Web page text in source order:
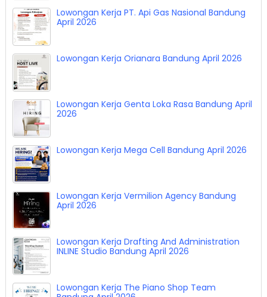
Lowongan Kerja PT. Api Gas Nasional Bandung
April 2026
Lowongan Kerja Orianara Bandung April 2026
Lowongan Kerja Genta Loka Rasa Bandung April
2026
Lowongan Kerja Mega Cell Bandung April 2026
Lowongan Kerja Vermilion Agency Bandung
April 2026
Lowongan Kerja Drafting And Administration
INLINE Studio Bandung April 2026
Lowongan Kerja The Piano Shop Team